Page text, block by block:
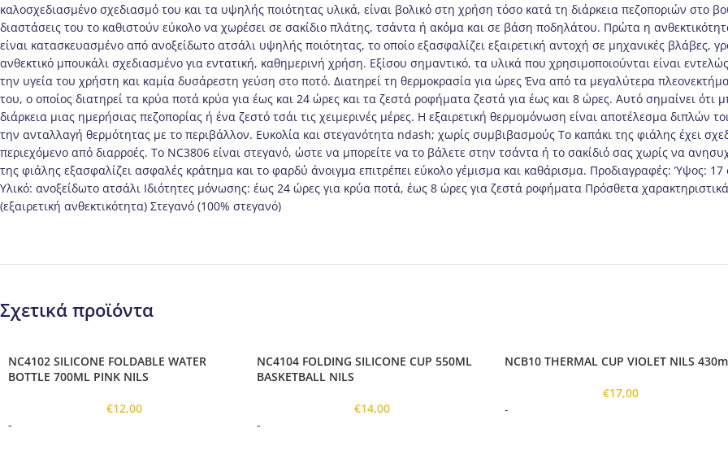
καλοσχεδιασμένο σχεδιασμό του και τα υψηλής ποιότητας υλικά, είναι βολικό στη χρήση τόσο κατά τη διάρκεια πεζοποριών στο
διαστάσεις του το καθιστούν εύκολο να χωρέσει σε σακίδιο πλάτης, τσάντα ή ακόμα και σε βάση ποδηλάτου. Πρώτα η
είναι κατασκευασμένο από ανοξείδωτο ατσάλι υψηλής ποιότητας, το οποίο εξασφαλίζει εξαιρετική αντοχή σε μηχανικές βλάβες,
ανθεκτικό μπουκάλι σχεδιασμένο για εντατική, καθημερινή χρήση. Εξίσου σημαντικό, τα υλικά που χρησιμοποιούνται είναι
την υγεία του χρήστη και καμία δυσάρεστη γεύση στο ποτό. Διατηρεί τη θερμοκρασία για ώρες Ένα από τα μεγαλύτερα
του, ο οποίος διατηρεί τα κρύα ποτά κρύα για έως και 24 ώρες και τα ζεστά ροφήματα ζεστά για έως και 8 ώρες. Αυτό σημαίνει ότι
διάρκεια μιας ημερήσιας πεζοπορίας ή ένα ζεστό τσάι τις χειμερινές μέρες. Η εξαιρετική θερμομόνωση είναι αποτέλεσμα
την ανταλλαγή θερμότητας με το περιβάλλον. Ευκολία και στεγανότητα ndash; χωρίς συμβιβασμούς Το καπάκι της φιάλης έχει
περιεχόμενο από διαρροές. Το NC3806 είναι στεγανό, ώστε να μπορείτε να το βάλετε στην τσάντα ή το σακίδιό σας χωρίς να
της φιάλης εξασφαλίζει ασφαλές κράτημα και το φαρδύ άνοιγμα επιτρέπει εύκολο γέμισμα και καθάρισμα. Προδιαγραφές: Ύψος:
Υλικό: ανοξείδωτο ατσάλι Ιδιότητες μόνωσης: έως 24 ώρες για κρύα ποτά, έως 8 ώρες για ζεστά ροφήματα Πρόσθετα
(εξαιρετική ανθεκτικότητα) Στεγανό (100% στεγανό)
Σχετικά προϊόντα
NC4102 SILICONE FOLDABLE WATER
BOTTLE 700ML PINK NILS
€12,00
-
NC4104 FOLDING SILICONE CUP 550ML
BASKETBALL NILS
€14,00
-
NCB10 THERMAL CUP VIOLET NILS
€17,00
-